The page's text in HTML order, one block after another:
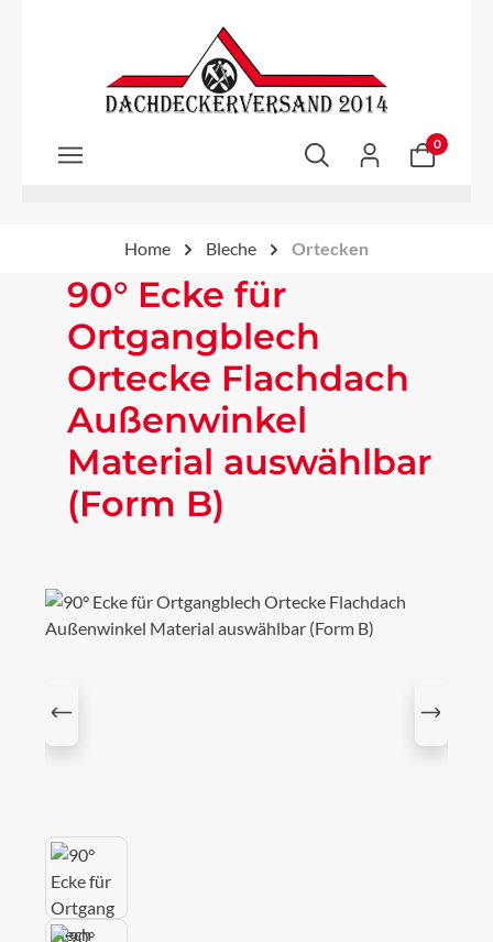
Zum Hauptinhalt springen
0
Home Bleche Ortecken
90° Ecke für
Ortgangblech
Ortecke Flachdach
Außenwinkel
Material auswählbar
(Form B)
Bildergalerie überspringen